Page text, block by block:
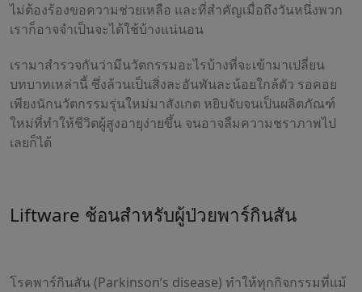
ไม่ต้องร้องขอความช่วยเหลือ และที่สำคัญเมื่อถึงวันหนึ่งพวก
เราก็อาจจำเป็นจะได้ใช้บ้างแน่นอน
เรามาสำรวจกันว่ามีนวัตกรรมอะไรบ้างที่จะเข้ามาเปลี่ยน
บทบาทเหล่านี้ ซึ่งล้วนเป็นสิ่งละอันพันละน้อยใกล้ตัว รอคอย
เพียงนักนวัตกรรมรุ่นใหม่มาสังเกต หยิบจับจนเป็นผลิตภัณฑ์
ใหม่ที่ทำให้ชีวิตผู้สูงอายุง่ายขึ้น จนอาจลืมความชราภาพไป
เลยก็ได้
Liftware ช้อนสำหรับผู้ป่วยพาร์กินสัน
โรคพาร์กินสัน (Parkinson’s disease) ทำให้ทุกกิจกรรมที่แม้